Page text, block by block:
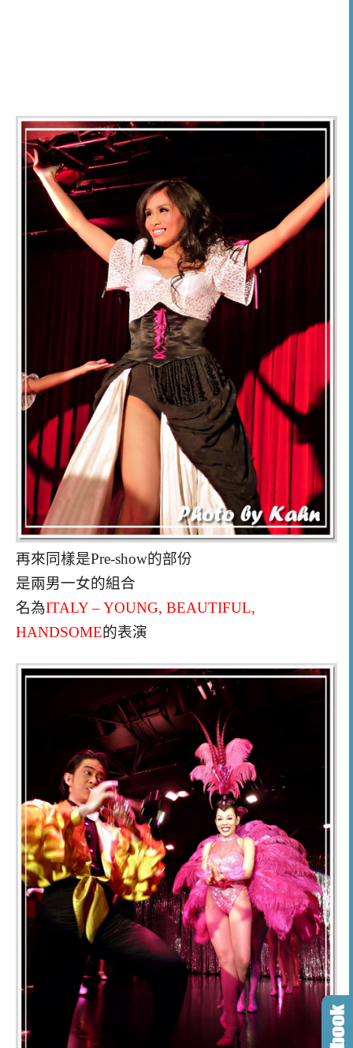
再來同樣是Pre-show的部份
是兩男一女的組合
名為ITALY – YOUNG, BEAUTIFUL,
HANDSOME的表演